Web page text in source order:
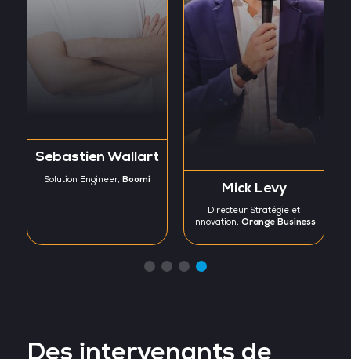
Sebastien Wallart
Solution Engineer, Boomi Mick Levy
Directeur Stratégie et
Innovation, Orange Business
Des intervenants de